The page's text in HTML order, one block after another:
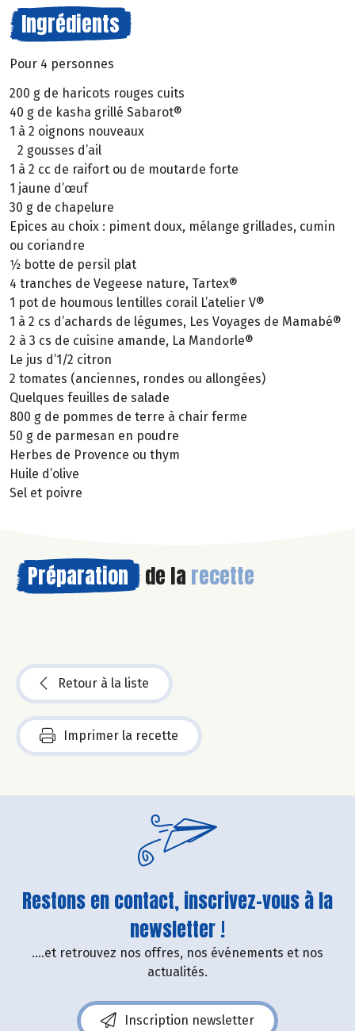
Ingrédients
Pour 4 personnes
200 g de haricots rouges cuits
40 g de kasha grillé Sabarot®
1 à 2 oignons nouveaux
2 gousses d’ail
1 à 2 cc de raifort ou de moutarde forte
1 jaune d’œuf
30 g de chapelure
Epices au choix : piment doux, mélange grillades, cumin
ou coriandre
1⁄2 botte de persil plat
4 tranches de Vegeese nature, Tartex®
1 pot de houmous lentilles corail L’atelier V®
1 à 2 cs d’achards de légumes, Les Voyages de Mamabé®
2 à 3 cs de cuisine amande, La Mandorle®
Le jus d’1/2 citron
2 tomates (anciennes, rondes ou allongées)
Quelques feuilles de salade
800 g de pommes de terre à chair ferme
50 g de parmesan en poudre
Herbes de Provence ou thym
Huile d’olive
Sel et poivre
Préparation de la recette
Retour à la liste
Imprimer la recette
Restons en contact, inscrivez-vous à la
newsletter !
....et retrouvez nos offres, nos événements et nos
actualités.
Inscription newsletter